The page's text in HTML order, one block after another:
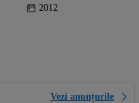
2012
Vezi anunțurile